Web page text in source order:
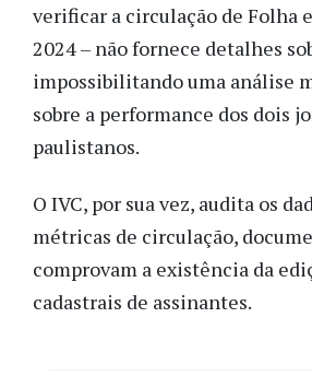
verificar a circulação de Folha
2024 – não fornece detalhes
impossibilitando uma análise
sobre a performance dos dois
paulistanos.
O IVC, por sua vez, audita os
métricas de circulação,
comprovam a existência da
cadastrais de assinantes.